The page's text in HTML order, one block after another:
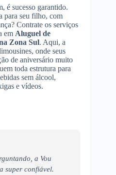
é sucesso garantido.
para seu filho, com
Contrate os serviços
em Aluguel de
Zona Sul. Aqui, a
onde seus
de aniversário muito
toda estrutura para
sem álcool,
e vídeos.
a Vou
super confiável.